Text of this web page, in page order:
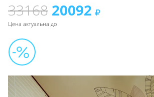
33168 20092
Цена актуальна до